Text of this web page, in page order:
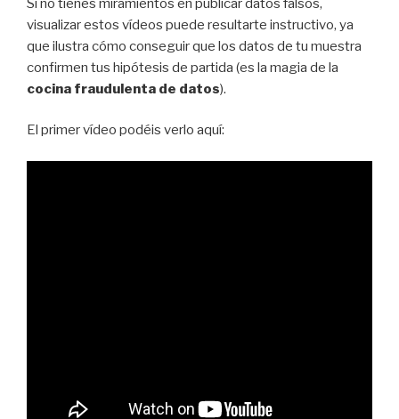
visualizar estos vídeos puede resultarte instructivo, ya
que ilustra cómo conseguir que los datos de tu muestra
confirmen tus hipótesis de partida (es la magia de la
cocina fraudulenta de datos).
El primer vídeo podéis verlo aquí: